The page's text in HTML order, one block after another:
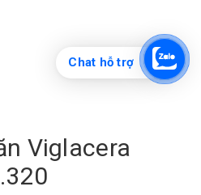
Viglacera
Chat hỗ trợ